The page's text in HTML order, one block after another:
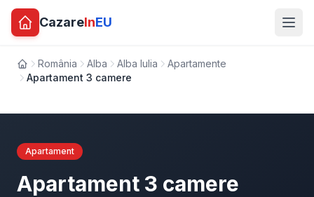
CazareInEU
AcasăRomânia Alba Alba Iulia
Apartamente
Apartament 3 camere
Apartament
Apartament 3 camere